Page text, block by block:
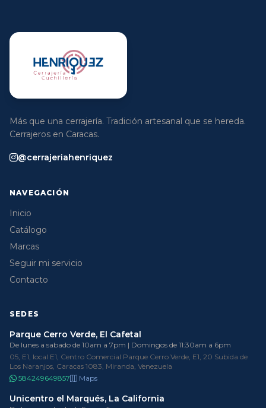
Más que una cerrajería. Tradición artesanal que se hereda.
Cerrajeros en Caracas.
@cerrajeriahenriquez
NAVEGACIÓN
Inicio
Catálogo
Marcas
Seguir mi servicio
Contacto
SEDES
Parque Cerro Verde, El Cafetal
De lunes a sabado de 10am a 7pm | Domingos de 11:30am a 6pm
05, E1, local E1, Centro Comercial Parque Cerro Verde, E1, 20 Subida de
Los Naranjos, Caracas 1083, Miranda, Venezuela
584249649857
Maps
Unicentro el Marqués, La California